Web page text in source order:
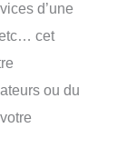
d’une
cet
ou du